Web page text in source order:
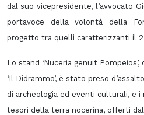
dal suo vicepresidente, l’avvocato
portavoce della volontà della
progetto tra quelli caratterizzanti il
Lo stand ‘Nuceria genuit Pompeios’,
‘Il Didrammo’, è stato preso
di archeologia ed eventi culturali, e
tesori della terra nocerina, offerti